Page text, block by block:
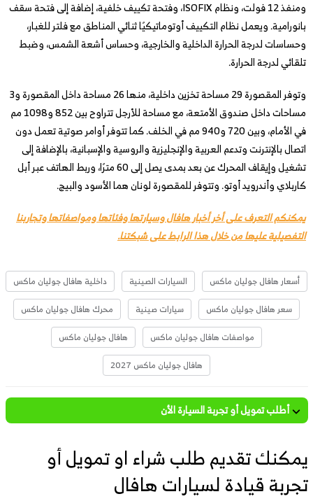
ومنفذ 12 فولت، ونظام ISOFIX، وفتحة تكييف خلفية، إضافة إلى فتحة سقف
بانورامية. ويعمل نظام التكييف أوتوماتيكيًا ثنائي المناطق مع فلتر للغبار،
وحساسات لدرجة الحرارة الداخلية والخارجية، وحساس أشعة الشمس، وضبط
تلقائي لدرجة الحرارة.
وتوفر المقصورة 29 مساحة تخزين داخلية، منها 26 مساحة داخل المقصورة و3
مساحات داخل صندوق الأمتعة، مع مساحة للأرجل تتراوح بين 852 و1098 مم
في الأمام، وبين 720 و940 مم في الخلف. كما تتوفر أوامر صوتية تعمل دون
اتصال بالإنترنت وتدعم العربية والإنجليزية والروسية والإسبانية، بالإضافة إلى
تشغيل وإيقاف المحرك عن بعد بمدى يصل إلى 60 مترًا، وربط الهاتف عبر أبل
كاربلاي وأندرويد أوتو. وتتوفر للمقصورة لونان هما الأسود والبيج.
يمكنكم التعرف على أخر أخبار هافال وسيارتها وفئاتها ومواصفاتها وتجاربنا
التفصيلية عليها من خلال هذا الرابط على شبكتنا.
أسعار هافال جوليان ماكس السيارات الصينية
داخلية هافال جوليان ماكس
سعر هافال جوليان ماكس
سيارات صينية
محرك هافال جوليان ماكس
مواصفات هافال جوليان ماكس
هافال جوليان ماكس
هافال جوليان ماكس 2027
أطلب تمويل أو تجربة السيارة الأن
يمكنك تقديم طلب شراء او تمويل أو
تجربة قيادة لسيارات هافال